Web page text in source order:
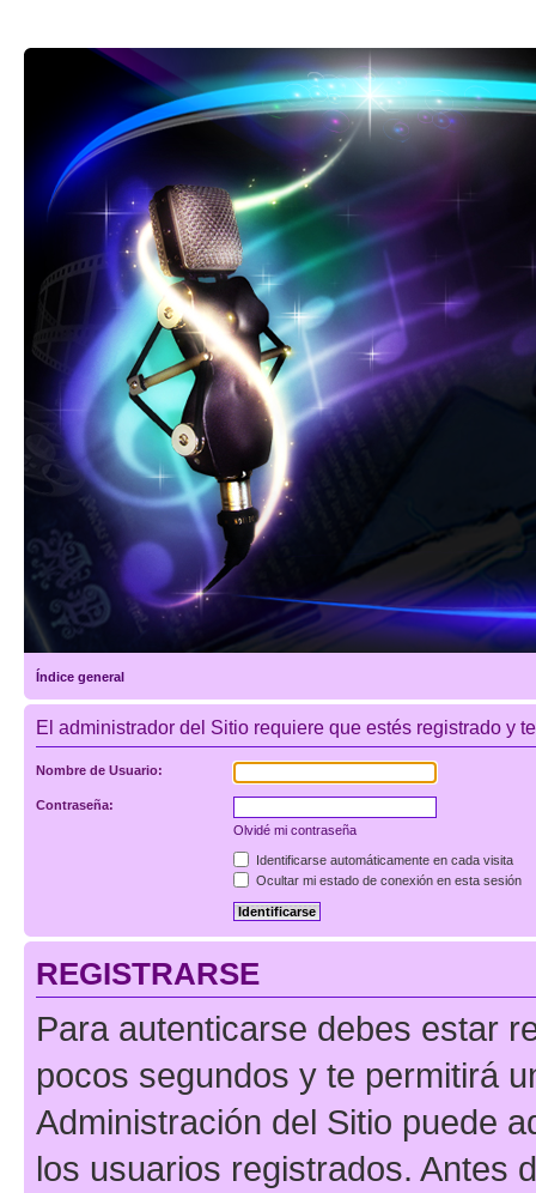
Índice general
El administrador del Sitio requiere que estés registrado y
Nombre de Usuario:
Contraseña:
Olvidé mi contraseña
Identificarse automáticamente en cada visita
Ocultar mi estado de conexión en esta sesión
REGISTRARSE
Para autenticarse debes estar
pocos segundos y te permitirá
Administración del Sitio puede
los usuarios registrados. Antes